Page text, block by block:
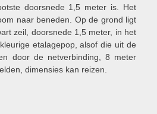
doorsnede 1,5 meter is. Het
naar beneden. Op de grond ligt
zeil, doorsnede 1,5 meter, in het
etalagepop, alsof die uit de
door de netverbinding, 8 meter
dimensies kan reizen.